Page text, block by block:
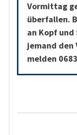
Vormittag
überfallen.
an Kopf
jemand
melden